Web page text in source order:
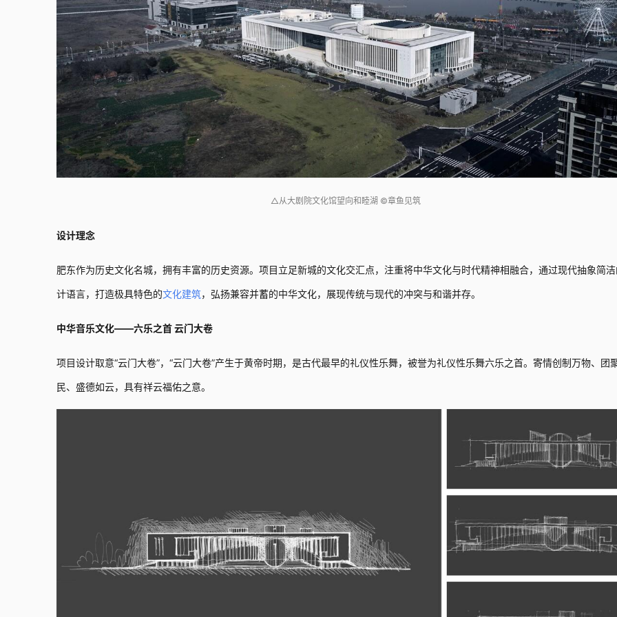
△从大剧院文化馆望向和睦湖 ©章鱼见筑
设计理念
肥东作为历史文化名城，拥有丰富的历史资源。项目立足新城的文化交汇点，注重将中华文化与时代精神相融合，通过现代抽象简
计语言，打造极具特色的文化建筑，弘扬兼容并蓄的中华文化，展现传统与现代的冲突与和谐并存。
中华音乐文化——六乐之首 云门大卷
项目设计取意“云门大卷”，“云门大卷”产生于黄帝时期，是古代最早的礼仪性乐舞，被誉为礼仪性乐舞六乐之首。寄情创制万物、团
民、盛德如云，具有祥云福佑之意。